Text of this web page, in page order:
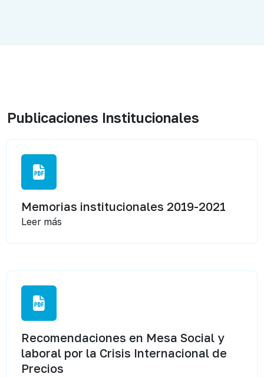
Publicaciones Institucionales
Memorias institucionales 2019-2021
Leer más
Recomendaciones en Mesa Social y
laboral por la Crisis Internacional de
Precios